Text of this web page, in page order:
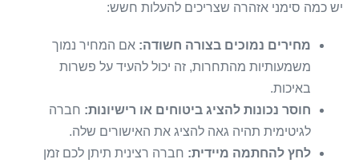
יש כמה סימני אזהרה שצריכים להעלות חשש:
מחירים נמוכים בצורה חשודה:אם המחיר נמוך
משמעותיות מהתחרות, זה יכול להעיד על פשרות
באיכות.
חוסר נכונות להציג ביטוחים או רישיונות:חברה
לגיטימית תהיה גאה להציג את האישורים שלה.
לחץ להחתמה מיידית:חברה רצינית תיתן לכם זמן